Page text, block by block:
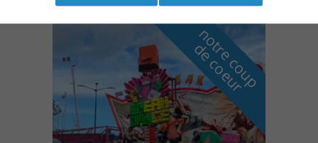
n
o
t
r
e
c
o
u
p
d
e
c
o
e
u
r